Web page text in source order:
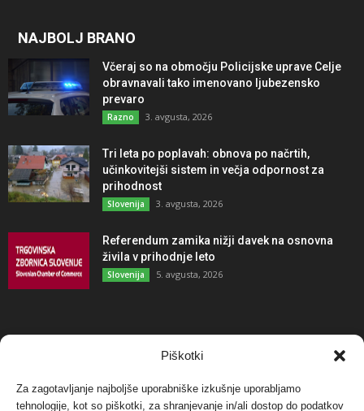
Piškotki
Za zagotavljanje najboljše uporabniške izkušnje uporabljamo
tehnologije, kot so piškotki, za shranjevanje in/ali dostop do podatkov
NAJBOLJ BRANO
Včeraj so na območju Policijske uprave Celje
obravnavali tako imenovano ljubezensko
prevaro
Razno 3. avgusta, 2026
Tri leta po poplavah: obnova po načrtih,
učinkovitejši sistem in večja odpornost za
prihodnost
Slovenija 3. avgusta, 2026
Referendum zamika nižji davek na osnovna
živila v prihodnje leto
Slovenija 5. avgusta, 2026
NAJBOLJ KOMENTIRANO
Protest proti vetrnim elektrarnam na Ojstrici, v
svetu pa vedno bolj...